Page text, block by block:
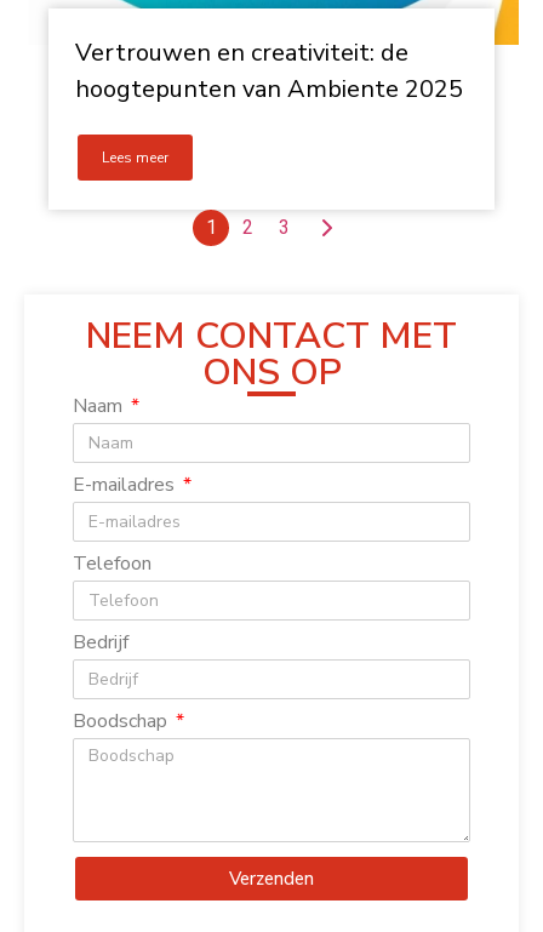
Vertrouwen en creativiteit: de
hoogtepunten van Ambiente 2025
Lees meer
1 2 3
NEEM CONTACT MET
ONS OP
Naam
E-mailadres
Telefoon
Bedrijf
Boodschap
Verzenden